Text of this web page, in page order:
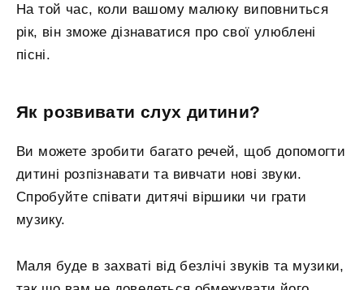
На той час, коли вашому малюку виповниться
рік, він зможе дізнаватися про свої улюблені
пісні.
Як розвивати слух дитини?
Ви можете зробити багато речей, щоб допомогти
дитині розпізнавати та вивчати нові звуки.
Спробуйте співати дитячі віршики чи грати
музику.
Маля буде в захваті від безлічі звуків та музики,